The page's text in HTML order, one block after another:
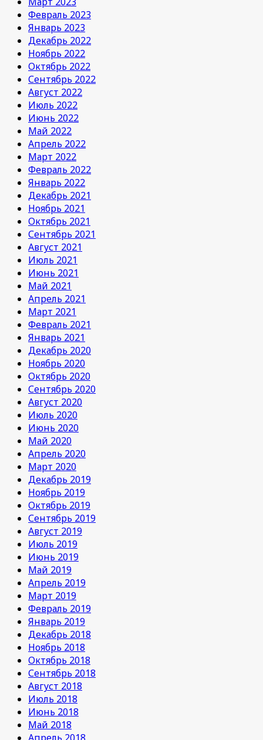
Февраль 2023
Январь 2023
Декабрь 2022
Ноябрь 2022
Октябрь 2022
Сентябрь 2022
Август 2022
Июль 2022
Июнь 2022
Май 2022
Апрель 2022
Март 2022
Февраль 2022
Январь 2022
Декабрь 2021
Ноябрь 2021
Октябрь 2021
Сентябрь 2021
Август 2021
Июль 2021
Июнь 2021
Май 2021
Апрель 2021
Март 2021
Февраль 2021
Январь 2021
Декабрь 2020
Ноябрь 2020
Октябрь 2020
Сентябрь 2020
Август 2020
Июль 2020
Июнь 2020
Май 2020
Апрель 2020
Март 2020
Декабрь 2019
Ноябрь 2019
Октябрь 2019
Сентябрь 2019
Август 2019
Июль 2019
Июнь 2019
Май 2019
Апрель 2019
Март 2019
Февраль 2019
Январь 2019
Декабрь 2018
Ноябрь 2018
Октябрь 2018
Сентябрь 2018
Август 2018
Июль 2018
Июнь 2018
Май 2018